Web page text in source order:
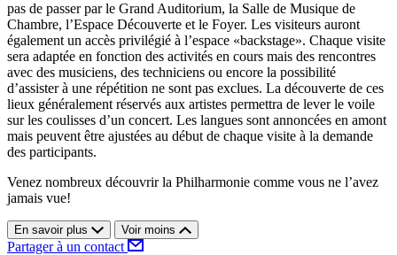
pas de passer par le Grand Auditorium, la Salle de Musique de
Chambre, l’Espace Découverte et le Foyer. Les visiteurs auront
également un accès privilégié à l’espace «backstage». Chaque visite
sera adaptée en fonction des activités en cours mais des rencontres
avec des musiciens, des techniciens ou encore la possibilité
d’assister à une répétition ne sont pas exclues. La découverte de ces
lieux généralement réservés aux artistes permettra de lever le voile
sur les coulisses d’un concert. Les langues sont annoncées en amont
mais peuvent être ajustées au début de chaque visite à la demande
des participants.
Venez nombreux découvrir la Philharmonie comme vous ne l’avez
jamais vue!
En savoir plus Voir moins
Partager à un contact